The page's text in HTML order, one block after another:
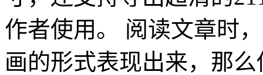
作者使用。 阅读文章时
画的形式表现出来，那